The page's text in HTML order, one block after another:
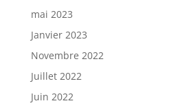
mai 2023
Janvier 2023
Novembre 2022
Juillet 2022
Juin 2022